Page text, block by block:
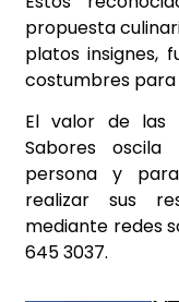
propuesta
platos insignes,
costumbres para
El valor de las
Sabores
persona y
realizar sus
mediante redes
645 3037.